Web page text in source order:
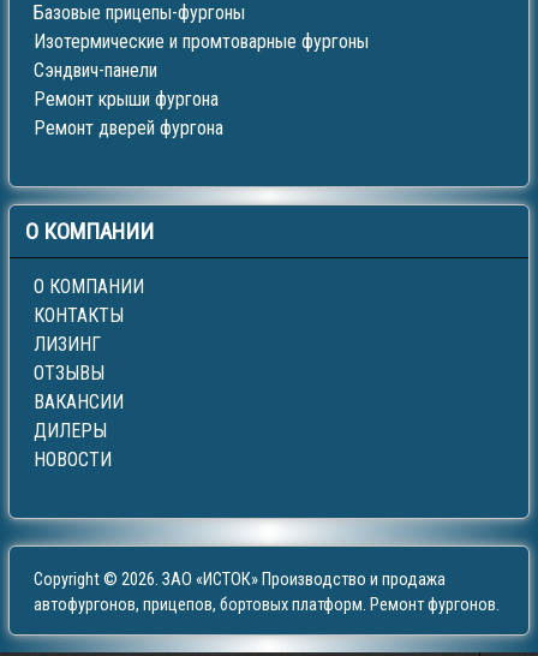
Базовые прицепы-фургоны
Изотермические и промтоварные фургоны
Сэндвич-панели
Ремонт крыши фургона
Ремонт дверей фургона
О КОМПАНИИ
О КОМПАНИИ
КОНТАКТЫ
ЛИЗИНГ
ОТЗЫВЫ
ВАКАНСИИ
ДИЛЕРЫ
НОВОСТИ
Copyright © 2026. ЗАО «ИСТОК» Производство и продажа
автофургонов, прицепов, бортовых платформ. Ремонт фургонов.